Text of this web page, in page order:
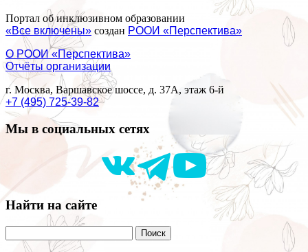
Портал об инклюзивном образовании
«Все включены» создан РООИ «Перспектива»
О РООИ «Перспектива»
Отчёты организации
г. Москва, Варшавское шоссе, д. 37А, этаж 6-й
+7 (495) 725-39-82
Мы в социальных сетях
Найти на сайте